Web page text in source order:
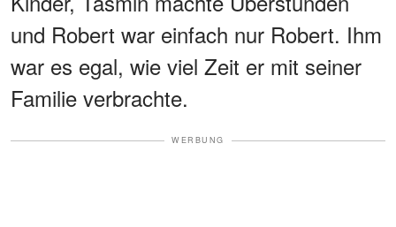
und Robert war einfach nur Robert. Ihm
war es egal, wie viel Zeit er mit seiner
Familie verbrachte.
WERBUNG